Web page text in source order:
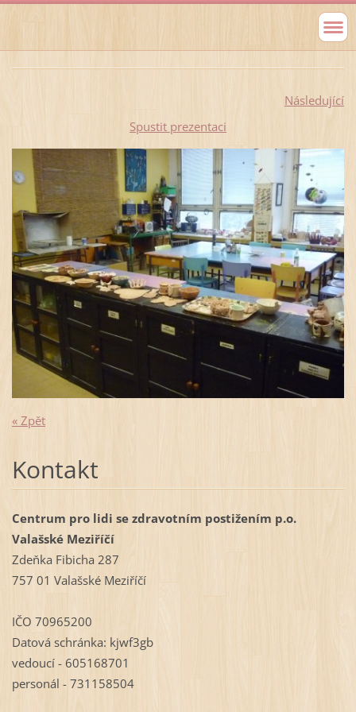
Následující
Spustit prezentaci
« Zpět
Kontakt
Centrum pro lidi se zdravotním postižením p.o.
Valašské Meziříčí
Zdeňka Fibicha 287
757 01 Valašské Meziříčí
IČO 70965200
Datová schránka: kjwf3gb
vedoucí - 605168701
personál - 731158504